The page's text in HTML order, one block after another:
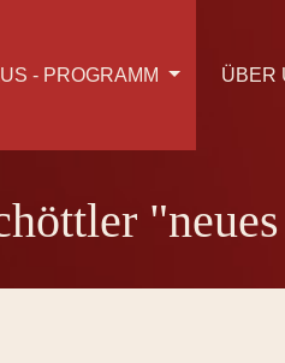
- PROGRAMM ÜBER